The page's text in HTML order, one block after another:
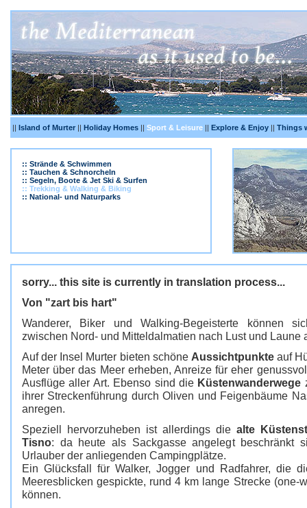
|| Island of Murter || Holiday Homes || Sport & Leisure || Explore & Enjoy || Things
:: Strände & Schwimmen
:: Tauchen & Schnorcheln
:: Segeln, Boote & Jet Ski & Surfen
:: Trekking & Walking & Biking
:: National- und Naturparks
sorry... this site is currently in translation process...
Von "zart bis hart"
Wanderer, Biker und Walking-Begeisterte können
zwischen Nord- und Mitteldalmatien nach Lust und Laune
Auf der Insel Murter bieten schöne Aussichtpunkteauf
Meter über das Meer erheben, Anreize für eher
Ausflüge aller Art. Ebenso sind die Küstenwanderwege
ihrer Streckenführung durch Oliven und Feigenbäume
anregen.
Speziell hervorzuheben ist allerdings die alte
Tisno: da heute als Sackgasse angelegt beschränkt
Urlauber der anliegenden Campingplätze.
Ein Glücksfall für Walker, Jogger und Radfahrer, die
Meeresblicken gespickte, rund 4 km lange Strecke (one-
können.